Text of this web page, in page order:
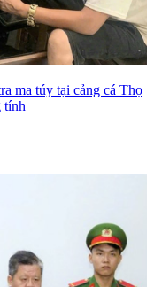
ma túy tại cảng cá Thọ
tính